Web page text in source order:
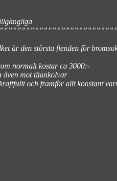
är den största fienden för
normalt kostar ca 3000:-
även mot titankolvar
och framför allt konstant